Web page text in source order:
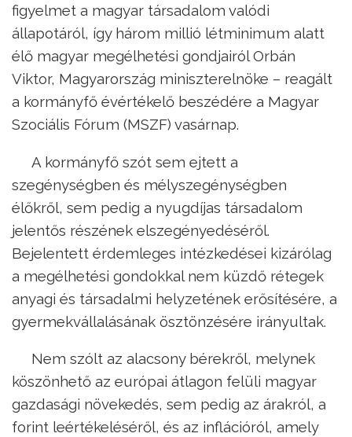
figyelmet a magyar társadalom valódi
állapotáról, így három millió létminimum alatt
élő magyar megélhetési gondjairól Orbán
Viktor, Magyarország miniszterelnöke – reagált
a kormányfő évértékelő beszédére a Magyar
Szociális Fórum (MSZF) vasárnap.
A kormányfő szót sem ejtett a
szegénységben és mélyszegénységben
élőkről, sem pedig a nyugdíjas társadalom
jelentős részének elszegényedéséről.
Bejelentett érdemleges intézkedései kizárólag
a megélhetési gondokkal nem küzdő rétegek
anyagi és társadalmi helyzetének erősítésére, a
gyermekvállalásának ösztönzésére irányultak.
Nem szólt az alacsony bérekről, melynek
köszönhető az európai átlagon felüli magyar
gazdasági növekedés, sem pedig az árakról, a
forint leértékeléséről, és az inflációról, amely